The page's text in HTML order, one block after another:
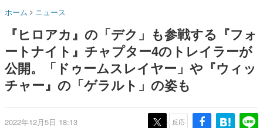
名作ゲームクリエイターの方々に製作時のエピソードをお
きます。
赫本
この物語を解いてはいけない。『赫本』は、〈試験問題〉
の形をした短編ホラー小説集です。
これからのデジタルゲーム市場を担う若きクリエイター達
の姿を追い、彼らのルーツと情熱を探っていきます。
敗すると「YOU DIED」
ム、型式番号などを配置
ホーム ニュース
『ヒロアカ』の「デク」も参戦する『フォ
ートナイト』チャプター4のトレイラーが
公開。「ドゥームスレイヤー」や『ウィッ
チャー』の「ゲラルト」の姿も
2022年12月5日 18:13 反応